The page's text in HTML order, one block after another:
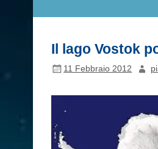
Il lago Vostok
11 Febbraio 2012